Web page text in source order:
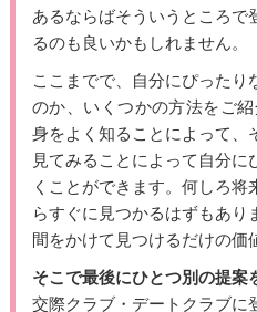
あるならばそういうところで
るのも良いかもしれません。
ここまでで、自分にぴったり
のか、いくつかの方法をご
身をよく知ることによって、
見てみることによって自分
くことができます。何しろ
らすぐに見つかるはずもあ
間をかけて見つけるだけの価
そこで最後にひとつ別の提案
交際クラブ・デートクラブに